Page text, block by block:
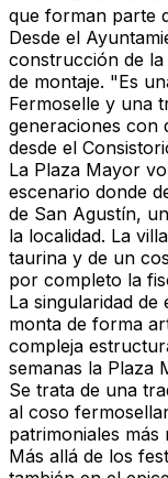
que forman parte
Desde el
construcción de
de montaje. "Es
Fermoselle y una
generaciones con
desde el
La Plaza Mayor
escenario donde
de San Agustín,
la localidad. La
taurina y de un
por completo la
La singularidad
monta de forma
compleja
semanas la Plaza
Se trata de una
al coso
patrimoniales
Más allá de los